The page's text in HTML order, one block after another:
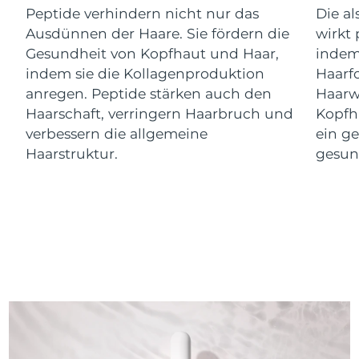
Peptide verhindern nicht nur das
Ausdünnen der Haare. Sie fördern die
Gesundheit von Kopfhaut und Haar,
indem sie die Kollagenproduktion
anregen. Peptide stärken auch den
Haarschaft, verringern Haarbruch und
verbessern die allgemeine
Haarstruktur.
Die
wirkt
ein
Litauen Erwartete Lieferung 8/12/26
Luxemburg Erwartete Lieferung 8/12/26
Sonderverwaltungsregion
Macau
Erwartete Lieferung 8/14/26
Malaysia Erwartete Lieferung 8/15/26
Erwartete Lieferung